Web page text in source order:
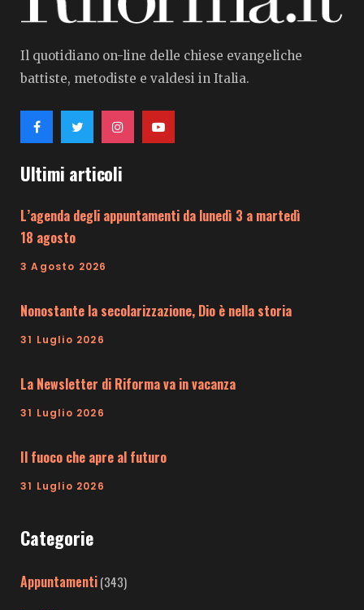
Il quotidiano on-line delle chiese evangeliche
battiste, metodiste e valdesi in Italia.
Ultimi articoli
L’agenda degli appuntamenti da lunedì 3 a martedì
18 agosto
3 Agosto 2026
Nonostante la secolarizzazione, Dio è nella storia
31 Luglio 2026
La Newsletter di Riforma va in vacanza
31 Luglio 2026
Il fuoco che apre al futuro
31 Luglio 2026
Categorie
Appuntamenti(343)